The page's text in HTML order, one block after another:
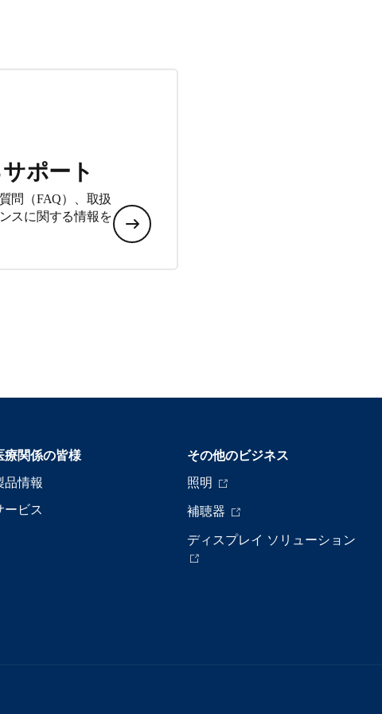
ポート
問（FAQ）、取扱
スに関する情報を
療関係の皆様
品情報
ービス
その他のビジネス
照明
補聴器
ディスプレイ ソリューション